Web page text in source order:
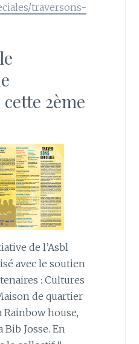
traversons-
2ème
de l’Asbl
avec le soutien
: Cultures
de quartier
Rainbow house,
Bib Josse. En